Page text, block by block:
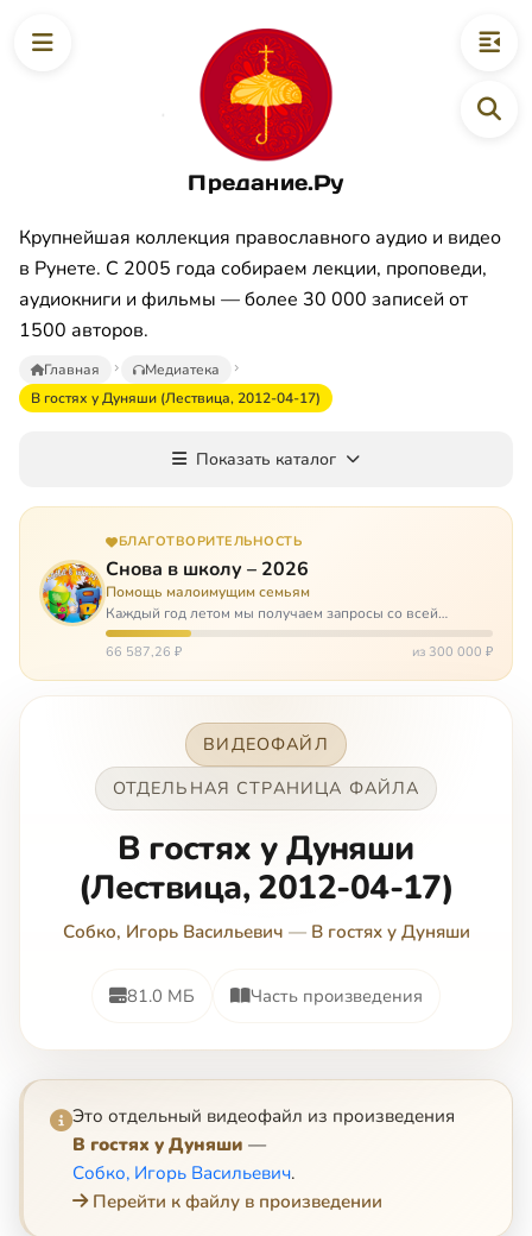
Предание.Ру
Крупнейшая коллекция православного аудио и видео
в Рунете. С 2005 года собираем лекции, проповеди,
аудиокниги и фильмы — более 30 000 записей от
1500 авторов.
Главная
Медиатека
В гостях у Дуняши (Лествица, 2012-04-17)
Показать каталог
БЛАГОТВОРИТЕЛЬНОСТЬ
Снова в школу – 2026
Помощь малоимущим семьям
Каждый год летом мы получаем запросы со всей
России: помогите собраться в школу. Семьи с больными
детьми или родителями, семьи без пап или мам,
66 587,26 ₽ из 300 000 ₽
ВИДЕОФАЙЛ
ОТДЕЛЬНАЯ СТРАНИЦА ФАЙЛА
В гостях у Дуняши
(Лествица, 2012-04-17)
Собко, Игорь Васильевич — В гостях у Дуняши
81.0 МБ Часть произведения
Это отдельный видеофайл из произведения
В гостях у Дуняши —
Собко, Игорь Васильевич.
Перейти к файлу в произведении